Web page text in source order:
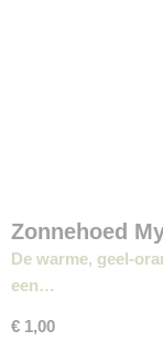
Zonnehoed
De warme, geel-
een…
€ 1,00